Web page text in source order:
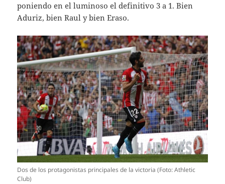
poniendo en el luminoso el definitivo 3 a 1. Bien
Aduriz, bien Raul y bien Eraso.
Dos de los protagonistas principales de la victoria (Foto: Athletic
Club)